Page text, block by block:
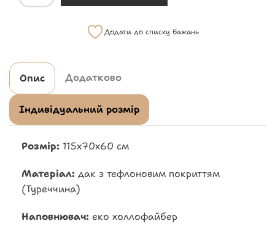
Додати до списку бажань
Опис Додатково
Індивідуальний розмір
Розмір: 115х70х60 см
Матеріал: дак з тефлоновим покриттям
(Туреччина)
Наповнювач: еко холлофайбер